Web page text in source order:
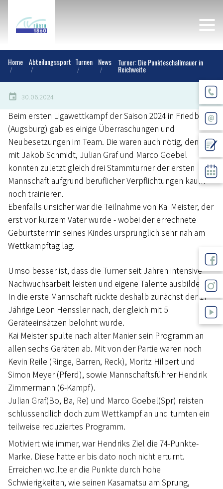
Home Abteilungssport Turnen News Turner: Die Punkteschallmauer in
Reichweite
30.06.2024
Beim ersten Ligawettkampf der Saison 2024 in Friedberg
(Augsburg) gab es einige Überraschungen und
Neubesetzungen im Team. Die waren auch nötig, denn
mit Jakob Schmidt, Julian Graf und Marco Goebel
konnten zuletzt gleich drei Stammturner der ersten
Mannschaft aufgrund beruflicher Verpflichtungen kaum
noch trainieren.
Ebenfalls unsicher war die Teilnahme von Kai Meister, der
erst vor kurzem Vater wurde - wobei der errechnete
Geburtstermin seines Kindes ursprünglich sehr nah am
Wettkampftag lag.
Umso besser ist, dass die Turner seit Jahren intensive
Nachwuchsarbeit leisten und eigene Talente ausbilden.
In die erste Mannschaft rückte deshalb zunächst der 17-
Jährige Leon Henssler nach, der gleich mit 5
Geräteeinsätzen belohnt wurde.
Kai Meister spulte nach alter Manier sein Programm an
allen sechs Geräten ab. Mit von der Partie waren noch
Kevin Reile (Ringe, Barren, Reck), Moritz Hilpert und
Simon Meyer (Pferd), sowie Mannschaftsführer Hendrik
Zimmermann (6-Kampf).
Julian Graf(Bo, Ba, Re) und Marco Goebel(Spr) reisten
schlussendlich doch zum Wettkampf an und turnten ein
teilweise reduziertes Programm.
Motiviert wie immer, war Hendriks Ziel die 74-Punkte-
Marke. Diese hatte er bis dato noch nicht erturnt.
Erreichen wollte er die Punkte durch hohe
Schwierigkeiten, wie seinen Kasamatsu am Sprung,